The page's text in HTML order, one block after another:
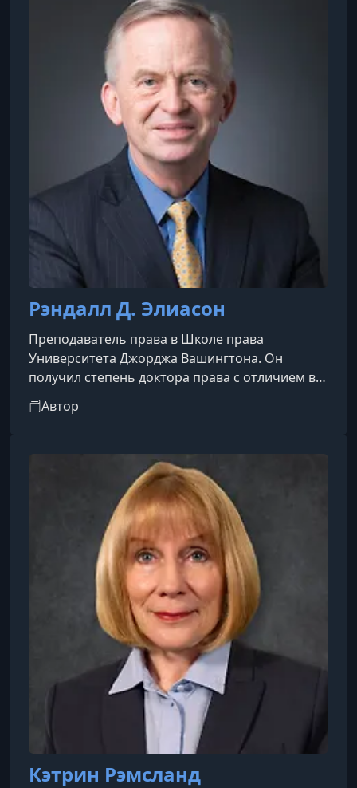
Экономическая история также занимает
значительное место в его работах, поскольку
вопросы денег и распределения ресурсов
остаются актуальными во все времена. Кто
Рэндалл Д. Элиасон
Преподаватель права в Школе права
Университета Джорджа Вашингтона. Он
получил степень доктора права с отличием в
Гарвардской школе права и 12 лет проработал
помощником прокурора США в округе
преступлениям в сфере "белых воротничков" и
федеральному уголовному праву. Его работы
публиковались в научных журналах, правовых
изданиях и национальных газетах. Элиасон
дважды удостаивался премии за выдающ
Автор
Кэтрин Рэмсланд